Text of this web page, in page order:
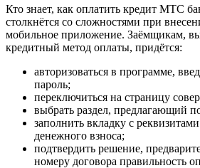
Кто знает, как оплатить кредит МТС
столкнётся со сложностями при
мобильное приложение. Заёмщикам,
кредитный метод оплаты, придётся:
авторизоваться в программе,
пароль;
переключиться на страницу
выбрать раздел, предлагающий
заполнить вкладку с
денежного взноса;
подтвердить решение,
номеру договора правильность